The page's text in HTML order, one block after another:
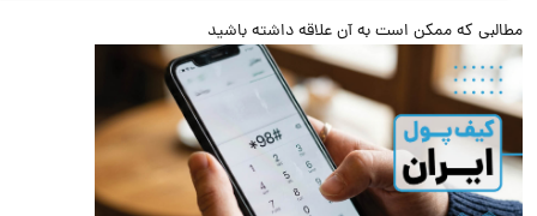
که ممکن است به آن علاقه داشته باشید